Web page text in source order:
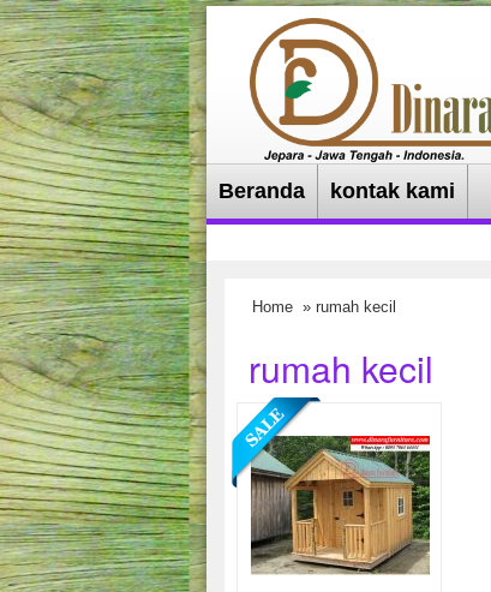
Beranda kontak kami
Home » rumah kecil
rumah kecil